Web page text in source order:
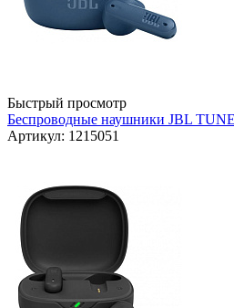
Быстрый просмотр
Беспроводные наушники JBL
Артикул: 1215051